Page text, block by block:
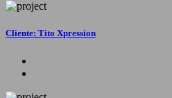
Cliente: Tito Xpression